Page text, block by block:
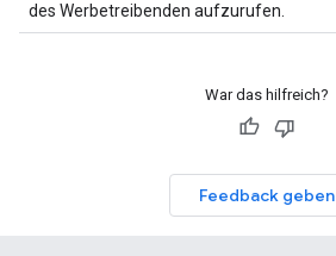
des Werbetreibenden aufzurufen.
War das hilfreich?
Feedback geben